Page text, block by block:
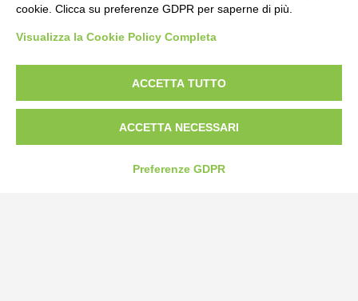
Bogliano Srl
Borgo San Martino 44, 12060 Pocapaglia CN
Tel:0172-478161
Fax: 0172-487399
cookie. Clicca su preferenze GDPR per saperne di più.
Visualizza la Cookie Policy Completa
ACCETTA TUTTO
ACCETTA NECESSARI
Preferenze GDPR